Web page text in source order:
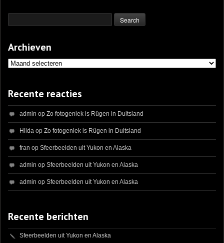
Archieven
Archieven
Recente reacties
admin op Zo fotogeniek is Rügen in Duitsland
Hilda op Zo fotogeniek is Rügen in Duitsland
fran op Sfeerbeelden uit Yukon en Alaska
admin op Sfeerbeelden uit Yukon en Alaska
admin op Sfeerbeelden uit Yukon en Alaska
Recente berichten
Sfeerbeelden uit Yukon en Alaska